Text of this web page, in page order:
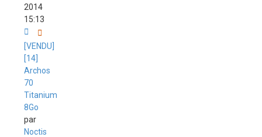
2014
15:13
[VENDU]
[14]
Archos
70
Titanium
8Go
par
Noctis